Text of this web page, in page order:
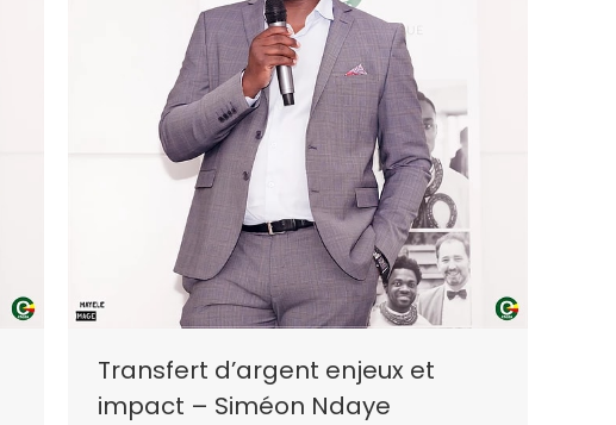
Transfert d’argent enjeux et
impact – Siméon Ndaye